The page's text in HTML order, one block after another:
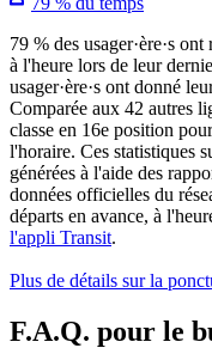
79 % des usager·ère·s
à l'heure lors de leur
usager·ère·s ont donné
Comparée aux 42 autres
classe en 16e position
l'horaire. Ces statistiques
générées à l'aide des
données officielles du
départs en avance, à
l'appli Transit.
Plus de détails sur la
F.A.Q. pour le